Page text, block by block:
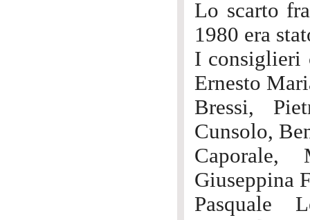
Lo scarto
1980 era
I consiglieri
Ernesto
Bressi,
Cunsolo,
Caporale,
Giuseppina
Pasquale